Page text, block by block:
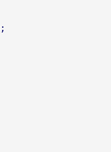
;